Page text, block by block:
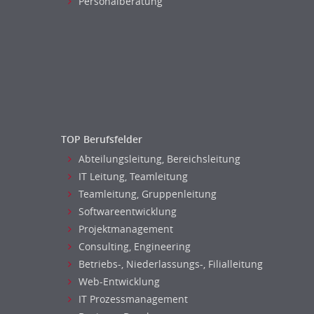
Notar-, Justizfachangestellter,
Anwaltsfachgehilfe
Notariat
Richter, Justizbeamte
Analyst
Anlageberatung, Vermögensberatung
Asset-/Fonds-Management
Versicherungen Compliance, Sicherheit
Versicherungen
TOP Berufsfelder
Abteilungsleitung, Bereichsleitung
IT Leitung, Teamleitung
Teamleitung, Gruppenleitung
Softwareentwicklung
Projektmanagement
Consulting, Engineering
Betriebs-, Niederlassungs-, Filialleitung
Web-Entwicklung
IT Prozessmanagement